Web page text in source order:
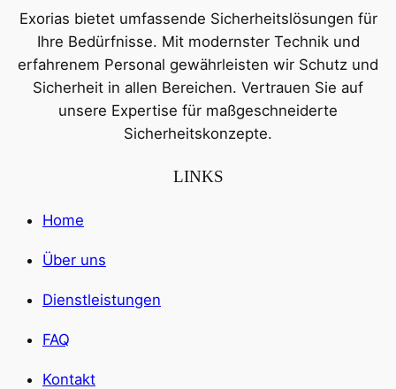
Exorias bietet umfassende Sicherheitslösungen für
Ihre Bedürfnisse. Mit modernster Technik und
erfahrenem Personal gewährleisten wir Schutz und
Sicherheit in allen Bereichen. Vertrauen Sie auf
unsere Expertise für maßgeschneiderte
Sicherheitskonzepte.
LINKS
Home
Über uns
Dienstleistungen
FAQ
Kontakt